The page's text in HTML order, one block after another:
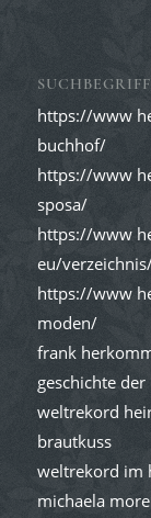
https://www
buchhof/
https://www
sposa/
https://www
eu/
https://www
moden/
frank
geschichte
weltrekord
brautkuss
weltrekord im
michaela